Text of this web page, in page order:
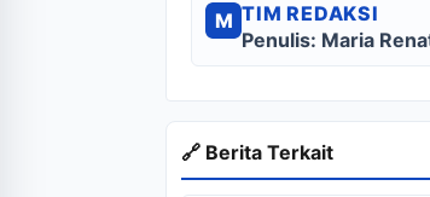
M TIM REDAKSI
Penulis: Maria
🔗 Berita Terkait